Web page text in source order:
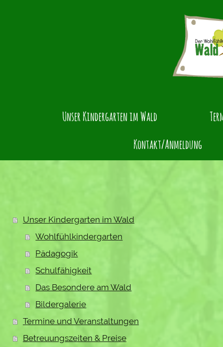
Unser Kindergarten im Wald
Kontakt/Anmeldung
Unser Kindergarten im Wald
Wohlfühlkindergarten
Pädagogik
Schulfähigkeit
Das Besondere am Wald
Bildergalerie
Termine und Veranstaltungen
Betreuungszeiten & Preise